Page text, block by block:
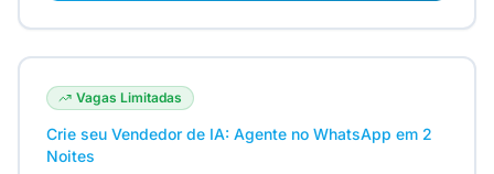
Vagas Limitadas
Crie seu Vendedor de IA: Agente no WhatsApp em 2
Noites